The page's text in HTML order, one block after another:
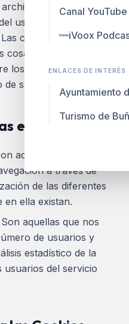
Canal YouTube
iVoox
ENLACES DE INTERÉS
Ayuntamiento
Turismo de
que se
usuario al acceder a
cookies permiten a
almacenar y
los hábitos de
su equipo.
en este Sitio
aquellas que
a través de
de las diferentes
en ella existan.
Son aquellas que nos
de usuarios y
estadístico de la
usuarios del servicio